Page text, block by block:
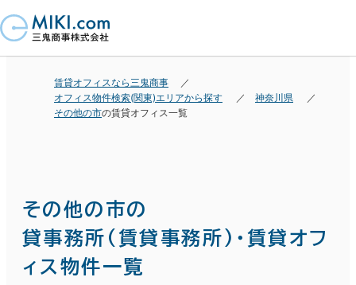
賃貸オフィスなら三鬼商事
オフィス物件検索(関東)エリアから探す
神奈川県
その他の市の賃貸オフィス一覧
その他の市の
貸事務所(賃貸事務所)・賃貸オフ
ィス物件一覧